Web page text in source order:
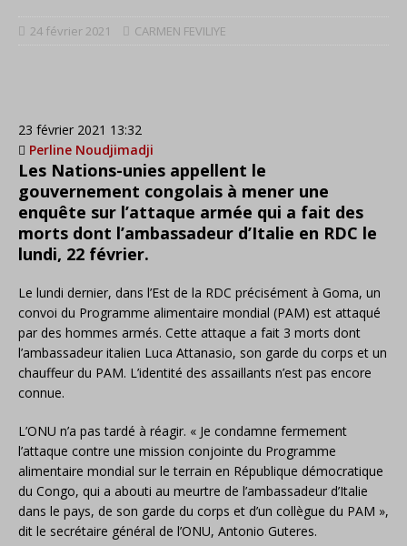
24 février 2021 CARMEN FEVILIYE
23 février 2021 13:32
Perline Noudjimadji
Les Nations-unies appellent le
gouvernement congolais à mener une
enquête sur l’attaque armée qui a fait des
morts dont l’ambassadeur d’Italie en RDC le
lundi, 22 février.
Le lundi dernier, dans l’Est de la RDC précisément à Goma, un
convoi du Programme alimentaire mondial (PAM) est attaqué
par des hommes armés. Cette attaque a fait 3 morts dont
l’ambassadeur italien Luca Attanasio, son garde du corps et un
chauffeur du PAM. L’identité des assaillants n’est pas encore
connue.
L’ONU n’a pas tardé à réagir. « Je condamne fermement
l’attaque contre une mission conjointe du Programme
alimentaire mondial sur le terrain en République démocratique
du Congo, qui a abouti au meurtre de l’ambassadeur d’Italie
dans le pays, de son garde du corps et d’un collègue du PAM »,
dit le secrétaire général de l’ONU, Antonio Guteres.